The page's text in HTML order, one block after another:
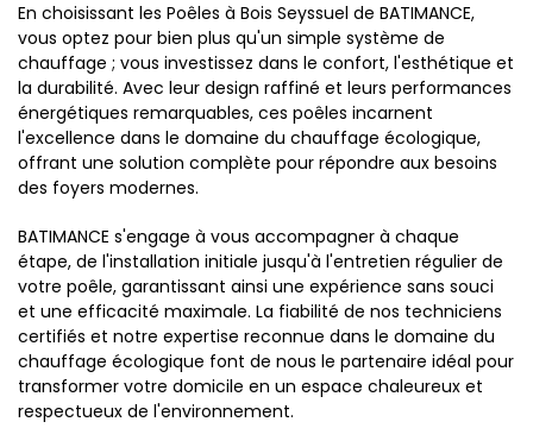
En choisissant les Poêles à Bois Seyssuel de BATIMANCE,
vous optez pour bien plus qu'un simple système de
chauffage ; vous investissez dans le confort, l'esthétique et
la durabilité. Avec leur design raffiné et leurs performances
énergétiques remarquables, ces poêles incarnent
l'excellence dans le domaine du chauffage écologique,
offrant une solution complète pour répondre aux besoins
des foyers modernes.
BATIMANCE s'engage à vous accompagner à chaque
étape, de l'installation initiale jusqu'à l'entretien régulier de
votre poêle, garantissant ainsi une expérience sans souci
et une efficacité maximale. La fiabilité de nos techniciens
certifiés et notre expertise reconnue dans le domaine du
chauffage écologique font de nous le partenaire idéal pour
transformer votre domicile en un espace chaleureux et
respectueux de l'environnement.